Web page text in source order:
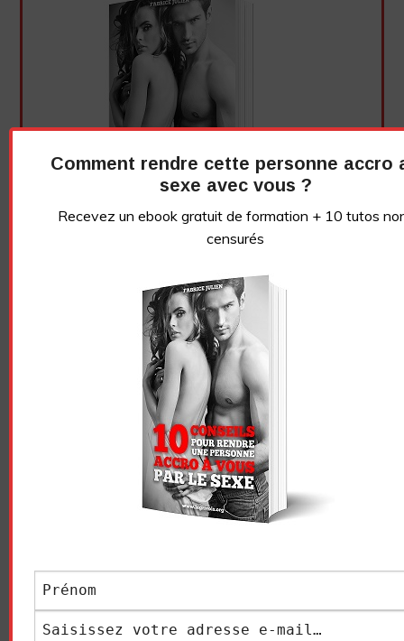
Essayez. Vous pouvez vous désinscrire à tout moment.
Comment rendre cette personne accro
sexe avec vous ?
Recevez un ebook gratuit de formation + 10 tutos
censurés